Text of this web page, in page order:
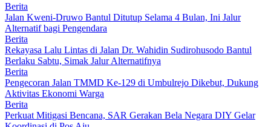
Berita
Jalan Kweni-Druwo Bantul Ditutup Selama 4 Bulan, Ini Jalur
Alternatif bagi Pengendara
Berita
Rekayasa Lalu Lintas di Jalan Dr. Wahidin Sudirohusodo Bantul
Berlaku Sabtu, Simak Jalur Alternatifnya
Berita
Pengecoran Jalan TMMD Ke-129 di Umbulrejo Dikebut, Dukung
Aktivitas Ekonomi Warga
Berita
Perkuat Mitigasi Bencana, SAR Gerakan Bela Negara DIY Gelar